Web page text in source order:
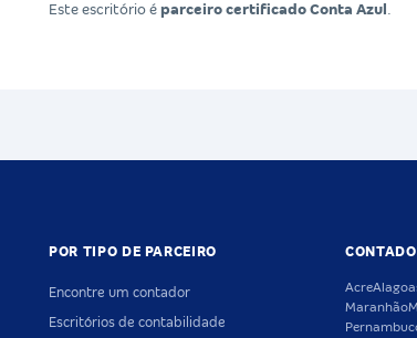
Este escritório é parceiro certificado Conta Azul .
POR TIPO DE PARCEIRO
Encontre um contador
Escritórios de contabilidade
Acre
Maranhão